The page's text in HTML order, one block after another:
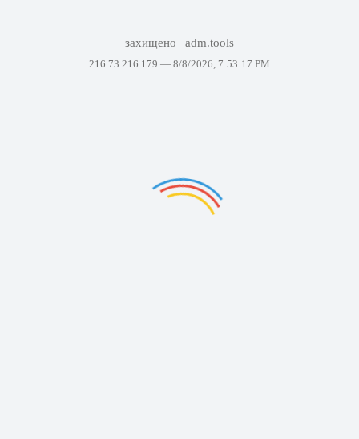
захищено adm.tools
216.73.216.179 — 8/8/2026, 7:53:17 PM